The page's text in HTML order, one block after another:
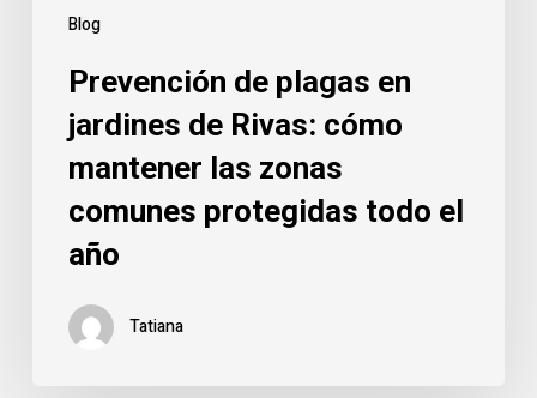
Blog
zonas
protegidas
Prevención de plagas en
jardines de Rivas: cómo
mantener las zonas
comunes protegidas todo el
año
Tatiana